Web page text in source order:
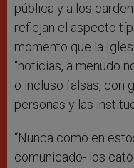
pública y a los
reflejan el aspecto
momento que la
“noticias, a menudo
o incluso falsas, con
personas y las
“Nunca como en
comunicado- los